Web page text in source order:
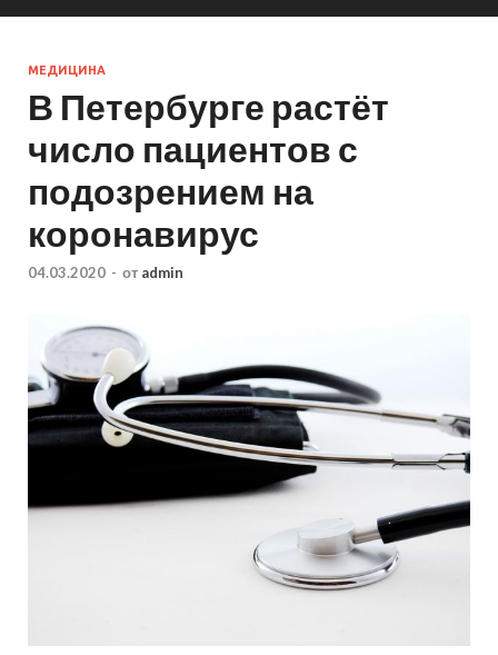
МЕДИЦИНА
В Петербурге растёт
число пациентов с
подозрением на
коронавирус
04.03.2020 - от admin